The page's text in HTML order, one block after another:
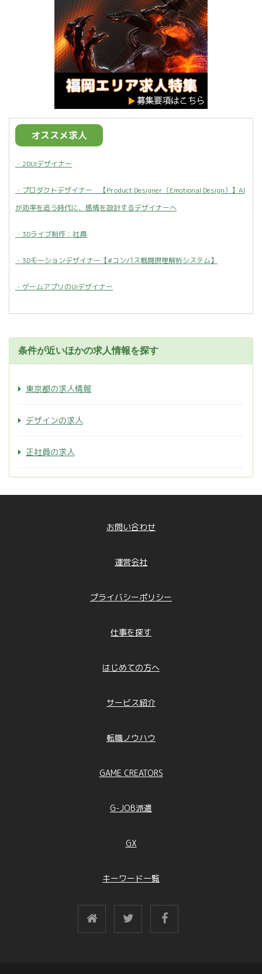
オススメ求人
・2DUIデザイナー
・プロダクトデザイナー 【Product Designer（Emotional Design）】AI
が効率を追う時代に、感情を設計するデザイナーへ
・3Dライブ制作：社員
・3Dモーションデザイナー【#コンパス戦闘摂理解析システム】
・ゲームアプリのUIデザイナー
条件が近いほかの求人情報を探す
東京都の求人情報
デザインの求人
正社員の求人
お問い合わせ
運営会社
プライバシーポリシー
仕事を探す
はじめての方へ
サービス紹介
転職ノウハウ
GAME CREATORS
G-JOB派遣
GX
キーワード一覧